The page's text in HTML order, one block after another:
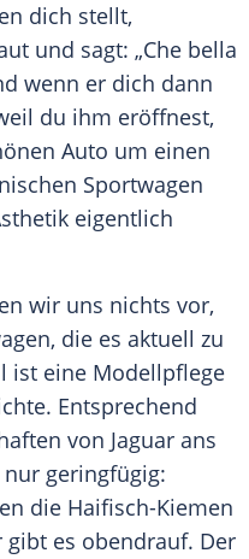
dich stellt,
und sagt: „Che bella
wenn er dich dann
du ihm eröffnest,
Auto um einen
Sportwagen
eigentlich
wir uns nichts vor,
, die es aktuell zu
ist eine Modellpflege
. Entsprechend
von Jaguar ans
geringfügig:
die Haifisch-Kiemen
gibt es obendrauf. Der